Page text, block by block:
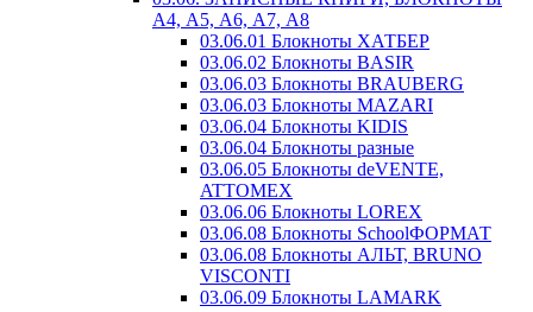
А4, А5, А6, А7, А8
03.06.01 Блокноты ХАТБЕР
03.06.02 Блокноты BASIR
03.06.03 Блокноты BRAUBERG
03.06.03 Блокноты MAZARI
03.06.04 Блокноты KIDIS
03.06.04 Блокноты разные
03.06.05 Блокноты deVENTE,
ATTOMEX
03.06.06 Блокноты LOREX
03.06.08 Блокноты SchoolФОРМАТ
03.06.08 Блокноты АЛЬТ, BRUNO
VISCONTI
03.06.09 Блокноты LAMARK